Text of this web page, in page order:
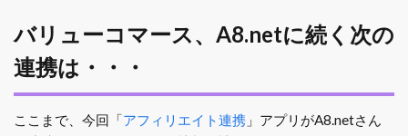
バリューコマース、A8.netに続く次の
連携は・・・
ここまで、今回「アフィリエイト連携 」アプリがA8.netさん